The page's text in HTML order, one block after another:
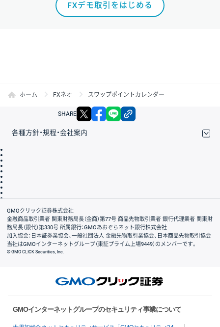
FXデモ取引をはじめる
ホーム FXネオ スワップポイントカレンダー
SHARE X facebook
各種方針・規程・会社案内
会社案内
GMOクリック証券株式会社
金融商品取引業者 関東財務局長（金商）第77号 商品先物取引業者 銀行代理業者 関東財
務局長（銀代）第330号 所属銀行：GMOあおぞらネット銀行株式会社
加入協会：日本証券業協会、一般社団法人 金融先物取引業協会、日本商品先物取引協会
当社はGMOインターネットグループ（東証プライム上場9449）のメンバーです。
© GMO CLICK Securities, Inc.
GMOインターネットグループのセキュリティ事業について